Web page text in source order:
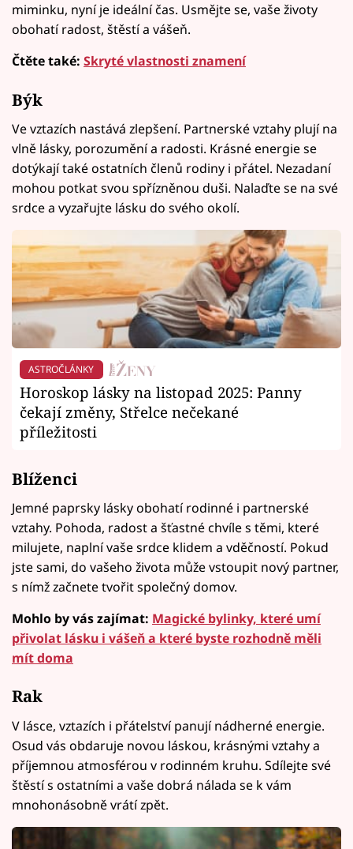
miminku, nyní je ideální čas. Usmějte se, vaše životy
obohatí radost, štěstí a vášeň.
Čtěte také: Skryté vlastnosti znamení
Býk
Ve vztazích nastává zlepšení. Partnerské vztahy plují na
vlně lásky, porozumění a radosti. Krásné energie se
dotýkají také ostatních členů rodiny i přátel. Nezadaní
mohou potkat svou spřízněnou duši. Nalaďte se na své
srdce a vyzařujte lásku do svého okolí.
ASTROČLÁNKY
Horoskop lásky na listopad 2025: Panny
čekají změny, Střelce nečekané
příležitosti
Blíženci
Jemné paprsky lásky obohatí rodinné i partnerské
vztahy. Pohoda, radost a šťastné chvíle s těmi, které
milujete, naplní vaše srdce klidem a vděčností. Pokud
jste sami, do vašeho života může vstoupit nový partner,
s nímž začnete tvořit společný domov.
Mohlo by vás zajímat: Magické bylinky, které umí
přivolat lásku i vášeň a které byste rozhodně měli
mít doma
Rak
V lásce, vztazích i přátelství panují nádherné energie.
Osud vás obdaruje novou láskou, krásnými vztahy a
příjemnou atmosférou v rodinném kruhu. Sdílejte své
štěstí s ostatními a vaše dobrá nálada se k vám
mnohonásobně vrátí zpět.